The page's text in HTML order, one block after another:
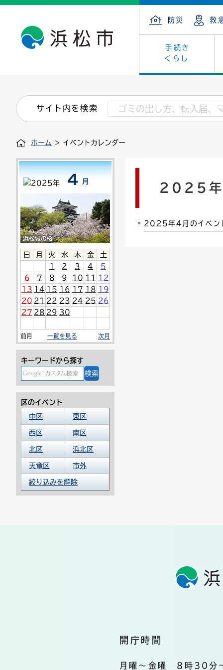
防災 救
手続き
くらし
戸籍・住民の手続き 保険・
住まい・建築 墓地・
税金
道路・交通・河川
印鑑登録証明書 戸籍謄
道路台帳
連絡ごみ
子育て・青少年・若者 教育
看護専門学校 学級閉
小学校一覧
健康・医療 福祉
介護保険
文化・芸術 文化財
浜松・浜名湖だいすきネット
産業振興 カーボ
発注情報(入札・契約) 福祉・
募集
市の概要 庁舎案
外郭団体 統計
職員採用
行政区
情報公
附属機関
ユニバーサルデザイン
サイト内を検索
ホーム > イベントカレンダー
日 月 火 水 木 金
土
1
2 3 4
5
6
7 8 9 10 11
12
13 14 15 16 17 18 19
20 21 22 23 24 25 26
27 28 29 30
前月 一覧を見る 次月
キーワードから探す
区のイベント
中区
東区
西区 南区
北区 浜北区
天竜区 市外
絞り込みを解除
2025年
2025年4月のイベン
開庁時間
月曜～金曜 8時30分